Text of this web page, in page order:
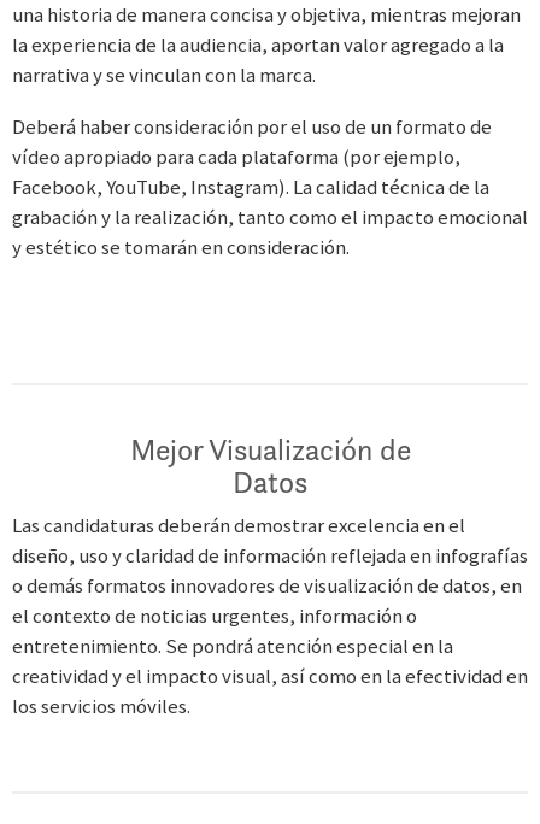
una historia de manera concisa y objetiva, mientras mejoran
la experiencia de la audiencia, aportan valor agregado a la
narrativa y se vinculan con la marca.
Deberá haber consideración por el uso de un formato de
vídeo apropiado para cada plataforma (por ejemplo,
Facebook, YouTube, Instagram). La calidad técnica de la
grabación y la realización, tanto como el impacto emocional
y estético se tomarán en consideración.
Mejor Visualización de
Datos
Las candidaturas deberán demostrar excelencia en el
diseño, uso y claridad de información reflejada en infografías
o demás formatos innovadores de visualización de datos, en
el contexto de noticias urgentes, información o
entretenimiento. Se pondrá atención especial en la
creatividad y el impacto visual, así como en la efectividad en
los servicios móviles.